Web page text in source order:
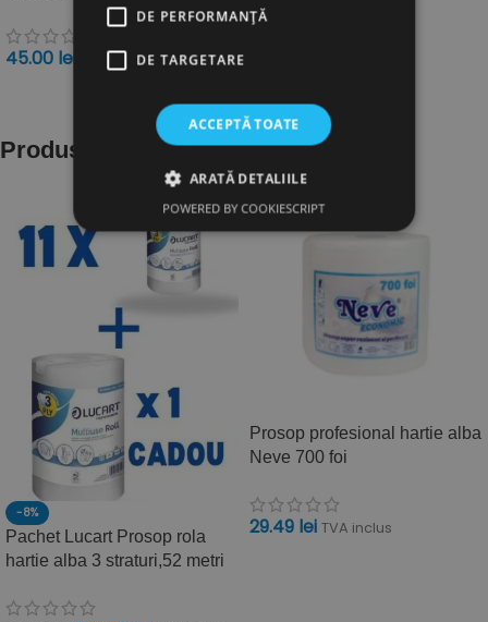
45.00 lei TVA inclus
Produse similare
-8%
Pachet Lucart Prosop rola
hartie alba 3 straturi,52 metri
Prosop profesional hartie alba
Neve 700 foi
29.49 lei TVA inclus
DE PERFORMANȚĂ
DE TARGETARE
ACCEPTĂ TOATE
ARATĂ DETALIILE
POWERED BY COOKIESCRIPT